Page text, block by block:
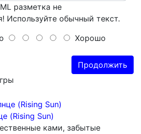
разметка не
Используйте обычный текст.
Хорошо
Продолжить
(Rising Sun)
ками, забытые